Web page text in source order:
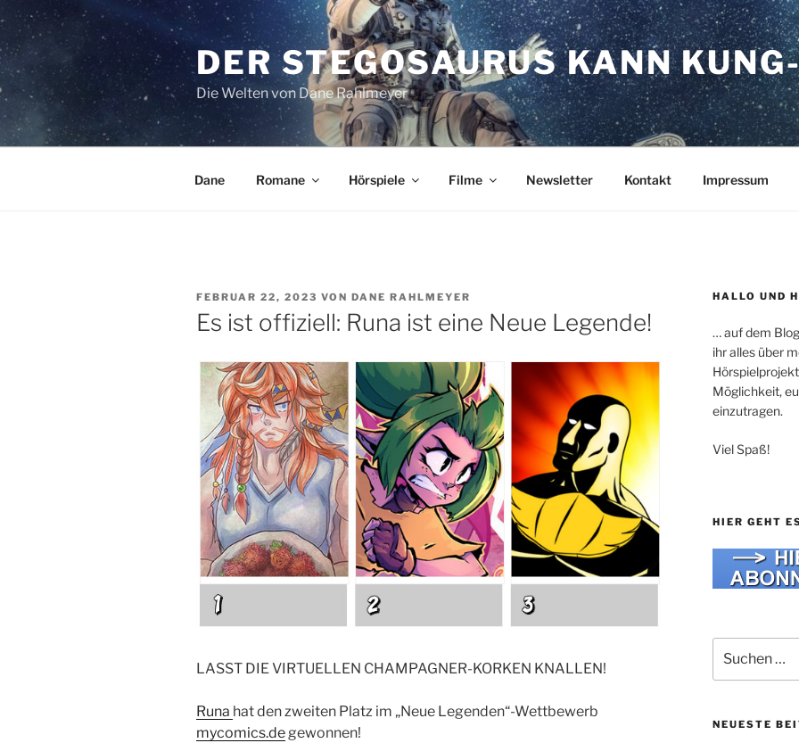
Zum
Inhalt
springen
DER STEGOSAURUS KANN
Die Welten von Dane Rahlmeyer
Dane Romane Hörspiele Filme Newsletter Kontakt Impressum
VERÖFFENTLICHT
AM
FEBRUAR 22, 2023 VON DANE RAHLMEYER
Es ist offiziell: Runa ist eine Neue Legende!
LASST DIE VIRTUELLEN CHAMPAGNER-KORKEN KNALLEN!
Runa hat den zweiten Platz im „Neue Legenden“-Wettbewerb
mycomics.degewonnen!
HALLO UND
… auf dem
ihr alles über
Möglichkeit,
einzutragen.
Viel Spaß!
HIER GEHT
nach:
NEUESTE